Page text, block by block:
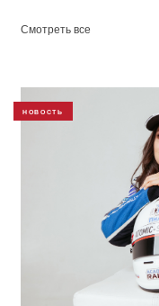
Смотреть все
НОВОСТЬ